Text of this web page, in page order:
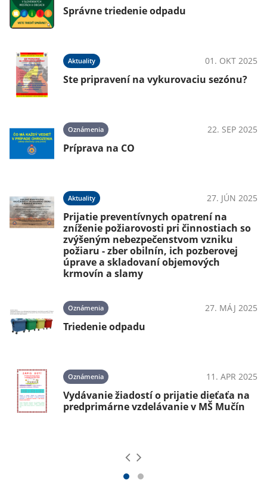
Správne triedenie odpadu
Aktuality 01. OKT 2025
Ste pripravení na vykurovaciu sezónu?
Oznámenia 22. SEP 2025
Príprava na CO
Aktuality 27. JÚN 2025
Prijatie preventívnych opatrení na
zníženie požiarovosti pri činnostiach so
zvýšeným nebezpečenstvom vzniku
požiaru - zber obilnín, ich pozberovej
úprave a skladovaní objemových
krmovín a slamy
Oznámenia 27. MÁJ 2025
Triedenie odpadu
Oznámenia 11. APR 2025
Vydávanie žiadostí o prijatie dieťaťa na
predprimárne vzdelávanie v MŠ Mučín